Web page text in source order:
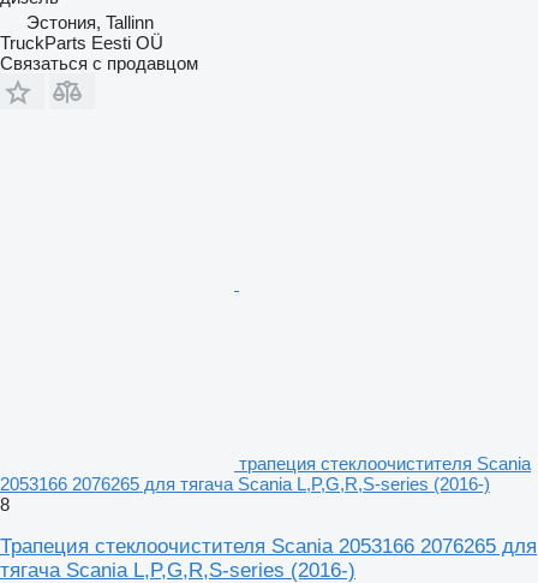
Эстония, Tallinn
TruckParts Eesti OÜ
Связаться с продавцом
трапеция стеклоочистителя Scania
2053166 2076265 для тягача Scania L,P,G,R,S-series (2016-)
8
Трапеция стеклоочистителя Scania 2053166 2076265 для
тягача Scania L,P,G,R,S-series (2016-)